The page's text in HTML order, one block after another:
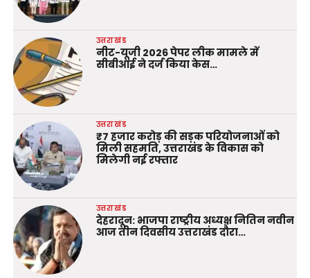
उत्तराखंड
नीट-यूजी 2026 पेपर लीक मामले में
सीबीआई ने दर्ज किया केस…
उत्तराखंड
₹7 हजार करोड़ की सड़क परियोजनाओं को
मिली सहमति, उत्तराखंड के विकास को
मिलेगी नई रफ्तार
उत्तराखंड
देहरादून: भाजपा राष्ट्रीय अध्यक्ष नितिन नवीन
आज तीन दिवसीय उत्तराखंड दौरा…